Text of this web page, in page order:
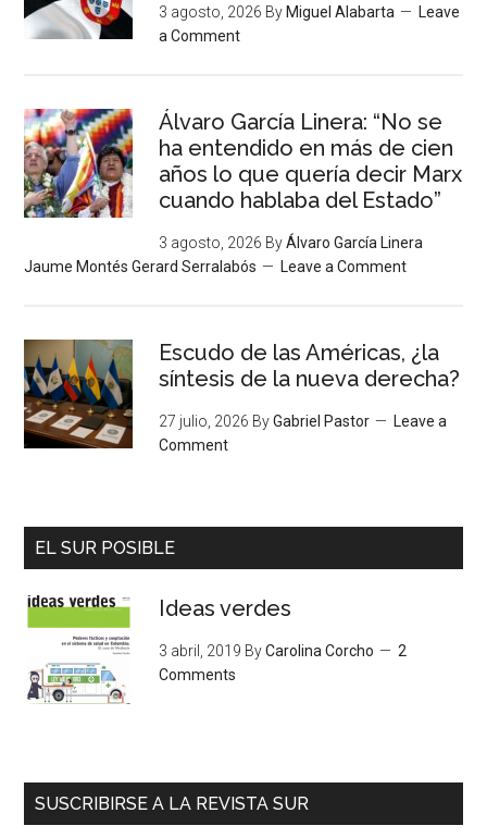
3 agosto, 2026 By Miguel Alabarta
Leave
a Comment
Álvaro García Linera: “No se
ha entendido en más de cien
años lo que quería decir Marx
cuando hablaba del Estado”
3 agosto, 2026 ByÁlvaro García Linera
Jaume Montés Gerard Serralabós
Leave a Comment
Escudo de las Américas, ¿la
síntesis de la nueva derecha?
27 julio, 2026 ByGabriel Pastor
Leave a
Comment
EL SUR POSIBLE
Ideas verdes
3 abril, 2019 ByCarolina Corcho
2
Comments
SUSCRIBIRSE A LA REVISTA SUR